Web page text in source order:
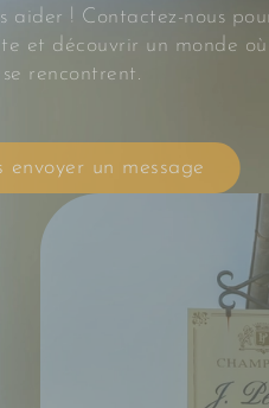
aider ! Contactez-nous
et découvrir un monde
rencontrent.
envoyer un message